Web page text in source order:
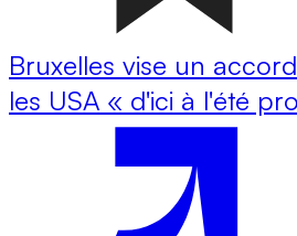
Bruxelles vise un
les USA « d'ici à l'été